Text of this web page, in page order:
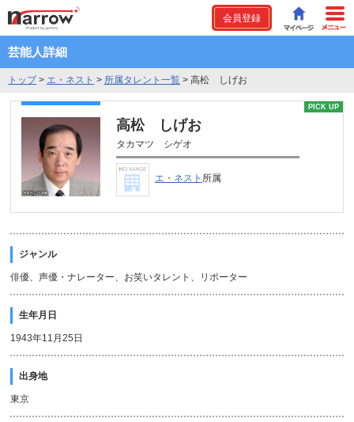
会員登録
芸能人詳細
トップ> エ・ネスト > 所属タレント一覧 > 高松 しげお
PICK UP
高松 しげお
タカマツ シゲオ
エ・ネスト 所属
ジャンル
俳優、声優・ナレーター、お笑いタレント、リポーター
生年月日
1943年11月25日
出身地
東京